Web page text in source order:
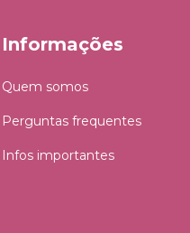
Informações
Quem somos
Perguntas frequentes
Infos importantes